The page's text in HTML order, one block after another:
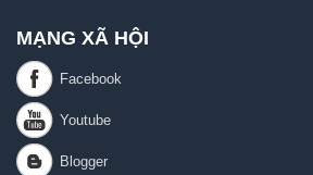
MẠNG XÃ HỘI